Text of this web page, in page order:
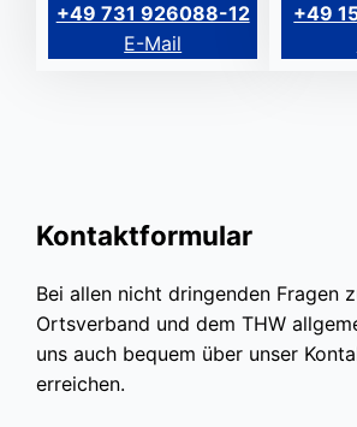
+49 731 926088-12
E-Mail
+49
Kontaktformular
Bei allen nicht dringenden Fragen
Ortsverband und dem THW
uns auch bequem über unser
erreichen.